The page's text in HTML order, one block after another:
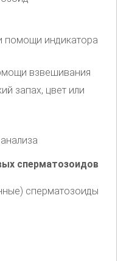
помощи индикатора
взвешивания
запах, цвет или
сперматозоидов
сперматозоиды